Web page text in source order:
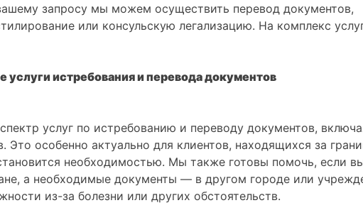
запросу мы можем осуществить перевод документов,
или консульскую легализацию. На комплекс
услуги истребования и перевода документов
услуг по истребованию и переводу документов,
Это особенно актуально для клиентов, находящихся за
необходимостью. Мы также готовы помочь, если
а необходимые документы — в другом городе или
из-за болезни или других обстоятельств.